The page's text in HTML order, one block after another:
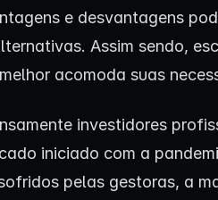
e desvantagens
Assim sendo,
acomoda suas
investidores
iniciado com a
pelas gestoras, a